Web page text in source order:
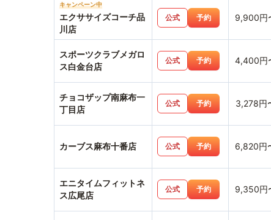
キャンペーン中
エクササイズコーチ品
川店
公式 予約 9,900円
スポーツクラブメガロ
ス白金台店
公式 予約 4,400円
チョコザップ南麻布一
丁目店
公式 予約 3,278円
カーブス麻布十番店 公式 予約 6,820円
エニタイムフィットネ
ス広尾店
公式 予約 9,350円